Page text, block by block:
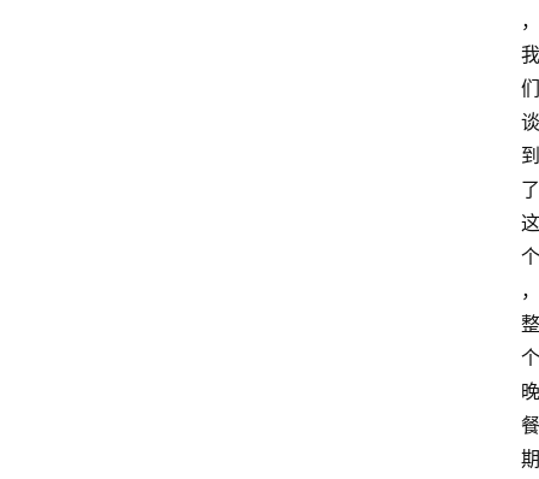
，
我
们
谈
到
了
这
个
，
整
个
晚
餐
期